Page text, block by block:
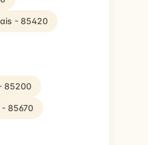
- 85420
85200
- 85670